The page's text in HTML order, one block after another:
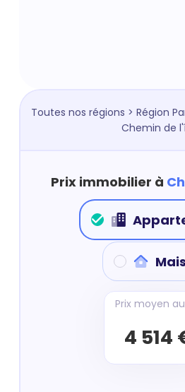
Toutes nos régions > Région
Chemin de
Prix immobilier à
Prix moyen
4 514